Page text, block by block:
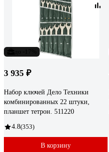
3 935 ₽
Набор ключей Дело Техники
комбинированных 22 штуки,
планшет тетрон. 511220
4.8(353)
В корзину